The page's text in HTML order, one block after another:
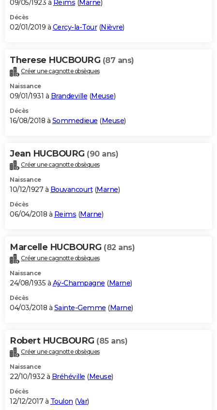
09/05/1923 à Reims (Marne)
Décès
02/01/2019 à Cercy-la-Tour(Nièvre)
Therese HUCBOURG (87 ans)
Créer une cagnotte obsèques
Naissance
09/01/1931 à Brandeville (Meuse)
Décès
16/08/2018 à Sommedieue (Meuse)
Jean HUCBOURG (90 ans)
Créer une cagnotte obsèques
Naissance
10/12/1927 à Bouvancourt(Marne)
Décès
06/04/2018 à Reims (Marne)
Marcelle HUCBOURG (82 ans)
Créer une cagnotte obsèques
Naissance
24/08/1935 à Aÿ-Champagne (Marne)
Décès
04/03/2018 à Sainte-Gemme (Marne)
Robert HUCBOURG (85 ans)
Créer une cagnotte obsèques
Naissance
22/10/1932 à Bréhéville (Meuse)
Décès
12/12/2017 à Toulon (Var)